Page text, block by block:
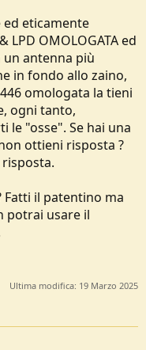
ed eticamente
OMOLOGATA ed
un antenna più
in fondo allo zaino,
omologata la tieni
ogni tanto,
le "osse". Se hai una
ottieni risposta ?
Fatti il patentino ma
potrai usare il
Ultima modifica: 19 Marzo 2025